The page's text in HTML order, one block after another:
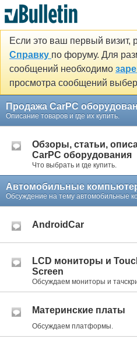
Если это ваш первый визит,
Справку по форуму. Для
сообщений необходимо
просмотра сообщений
Продажа CarPC
Описание товаров и где их купить.
Обзоры, статьи,
CarPC оборудования
Что выбрать и где купить.
Автомобильные
Обсуждение на тему автомобильные
AndroidCar
LCD мониторы и
Screen
Обсуждаем мониторы и
Материнские платы
Обсуждаем платформы.